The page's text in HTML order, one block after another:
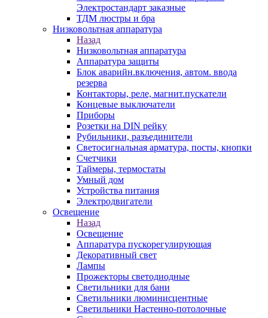
Электростандарт заказные
ТДМ люстры и бра
Низковольтная аппаратура
Назад
Низковольтная аппаратура
Аппаратура защиты
Блок аварийн.включения, автом. ввода
резерва
Контакторы, реле, магнит.пускатели
Концевые выключатели
Приборы
Розетки на DIN рейку
Рубильники, разъединители
Светосигнальная арматура, посты, кнопки
Счетчики
Таймеры, термостаты
Умный дом
Устройства питания
Электродвигатели
Освещение
Назад
Освещение
Аппаратура пускорегулирующая
Декоративный свет
Лампы
Прожекторы светодиодные
Светильники для бани
Светильники люминисцентные
Светильники Настенно-потолочные